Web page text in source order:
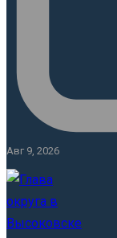
Авг 9, 2026